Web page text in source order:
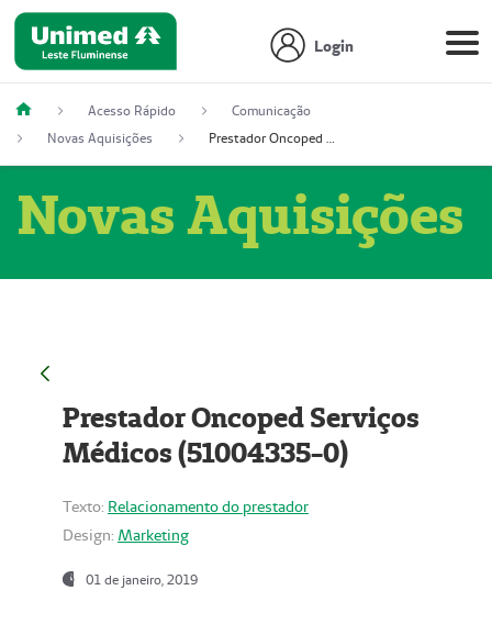
Login
Acesso Rápido
Comunicação
Novas Aquisições
Prestador Oncoped Serviços Médicos (51004335-0)
Novas Aquisições
Prestador Oncoped Serviços
Médicos (51004335-0)
Texto: Relacionamento do prestador
Design: Marketing
01 de janeiro, 2019